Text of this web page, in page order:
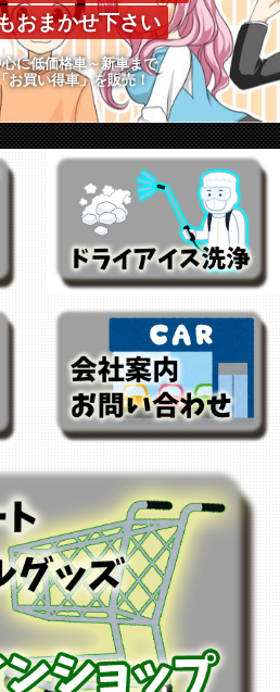
おまかせ下さい
に低価格車～新車まで
お買い得車」を販売！